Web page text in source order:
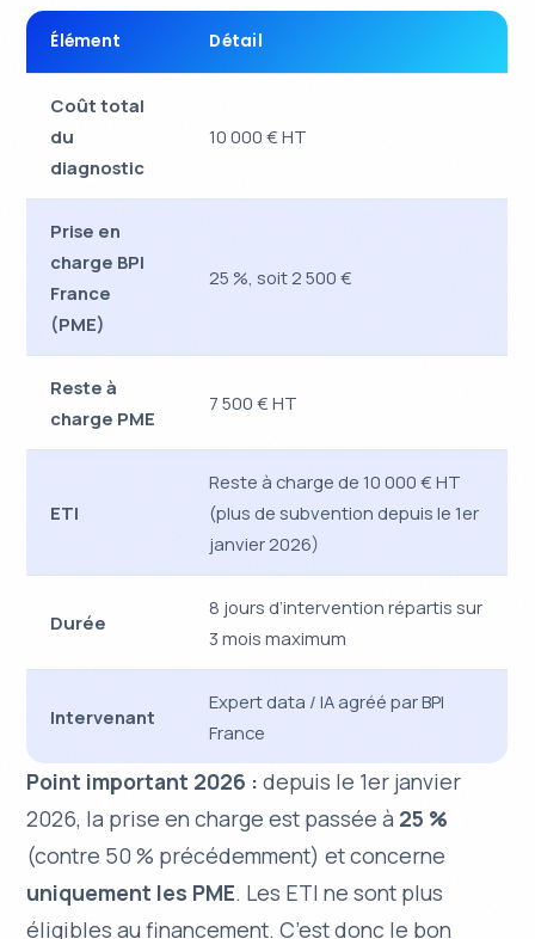
Élément Détail
Coût total
du
diagnostic
10 000 € HT
Prise en
charge BPI
France
(PME)
25 %, soit 2 500 €
Reste à
charge PME
7 500 € HT
ETI
Reste à charge de 10 000 € HT
(plus de subvention depuis le 1er
janvier 2026)
Durée
8 jours d’intervention répartis sur
3 mois maximum
Intervenant
Expert data / IA agréé par BPI
France
Point important 2026 : depuis le 1er janvier
2026, la prise en charge est passée à 25 %
(contre 50 % précédemment) et concerne
uniquement les PME. Les ETI ne sont plus
éligibles au financement. C’est donc le bon